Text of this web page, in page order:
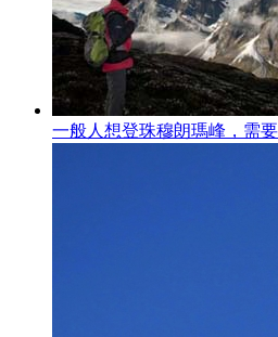
一般人想登珠穆朗瑪峰，需